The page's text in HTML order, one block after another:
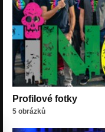
Profilové fotky
5 obrázků